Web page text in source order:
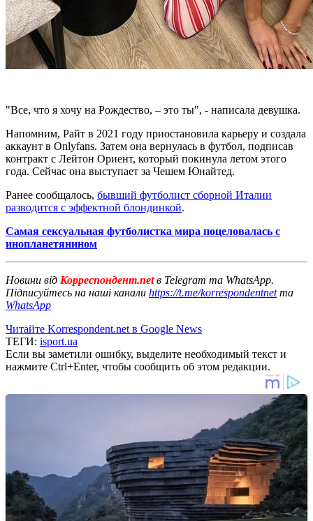
"Все, что я хочу на Рождество, – это ты", - написала девушка.
Напомним, Райт в 2021 году приостановила карьеру и создала
аккаунт в Onlyfans. Затем она вернулась в футбол, подписав
контракт с Лейтон Ориент, который покинула летом этого
года. Сейчас она выступает за Чешем Юнайтед.
Ранее сообщалось, бывший футболист сборной Италии
разводится с эффектной блондинкой.
Самая сексуальная футболистка мира поцеловалась с
инопланетянином
Новини від Корреспондент.netв Telegram та WhatsApp.
Підписуйтесь на наші канали https://t.me/korrespondentnetта
WhatsApp
Читайте Korrespondent.net в Google News
ТЕГИ: isport.ua
Если вы заметили ошибку, выделите необходимый текст и
нажмите Ctrl+Enter, чтобы сообщить об этом редакции.